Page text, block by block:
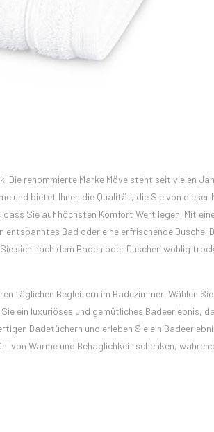
Die renommierte Marke Möve steht seit vielen
und bietet Ihnen die Qualität, die Sie von dieser
Sie auf höchsten Komfort Wert legen. Mit
Bad oder eine erfrischende Dusche.
sich nach dem Baden oder Duschen wohlig
täglichen Begleitern im Badezimmer. Wählen Sie
ein luxuriöses und gemütliches Badeerlebnis,
Badetüchern und erleben Sie ein
von Wärme und Behaglichkeit schenken,